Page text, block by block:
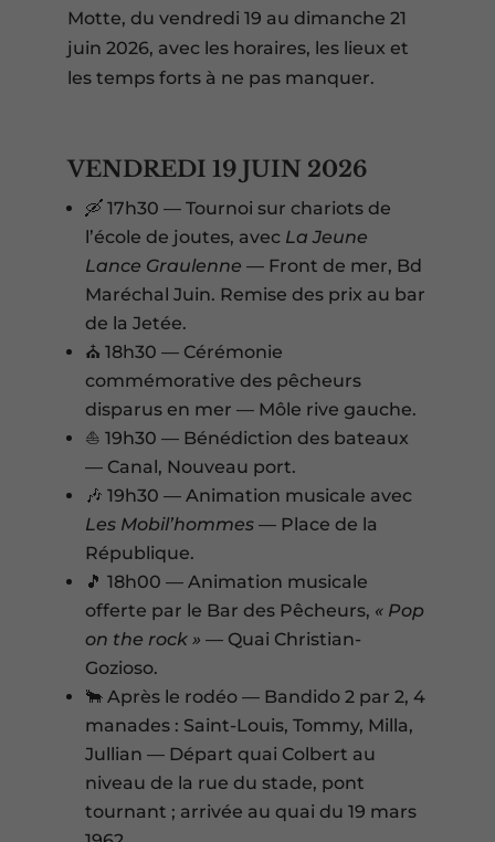
Motte, du vendredi 19 au dimanche 21
juin 2026, avec les horaires, les lieux et
les temps forts à ne pas manquer.
VENDREDI 19 JUIN 2026
🛶 17h30 — Tournoi sur chariots de
l’école de joutes, avec La Jeune
Lance Graulenne — Front de mer, Bd
Maréchal Juin. Remise des prix au bar
de la Jetée.
⛪ 18h30 — Cérémonie
commémorative des pêcheurs
disparus en mer — Môle rive gauche.
⛵ 19h30 — Bénédiction des bateaux
— Canal, Nouveau port.
🎶 19h30 — Animation musicale avec
Les Mobil’hommes— Place de la
République.
🎵 18h00 — Animation musicale
offerte par le Bar des Pêcheurs, « Pop
on the rock » — Quai Christian-
Gozioso.
🐂 Après le rodéo — Bandido 2 par 2, 4
manades : Saint-Louis, Tommy, Milla,
Jullian — Départ quai Colbert au
niveau de la rue du stade, pont
tournant ; arrivée au quai du 19 mars